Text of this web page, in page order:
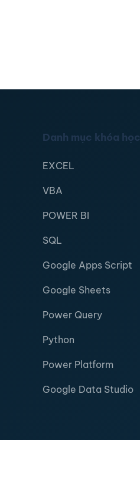
Danh mục khóa học
EXCEL
VBA
POWER BI
SQL
Google Apps Script
Google Sheets
Power Query
Python
Power Platform
Google Data Studio